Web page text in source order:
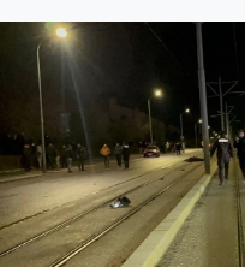
Bölge
Teknoloji
Magazin
Dünya